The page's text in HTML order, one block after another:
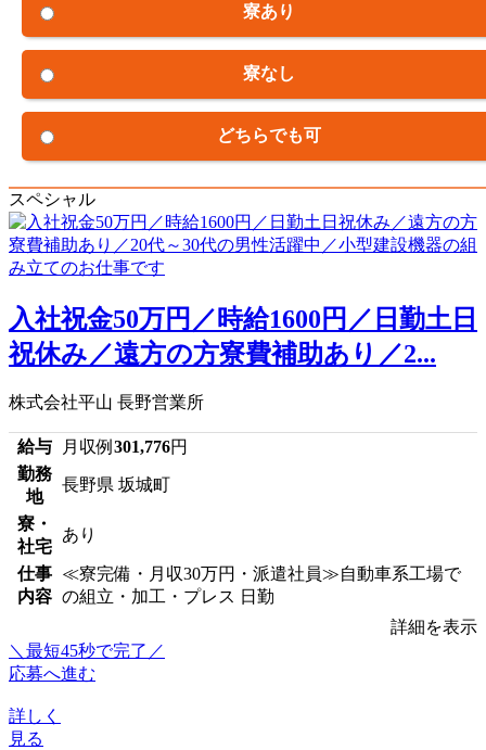
寮あり
寮なし
どちらでも可
スペシャル
入社祝金50万円／時給1600円／日勤土日
祝休み／遠方の方寮費補助あり／2...
株式会社平山 長野営業所
給与 月収例 301,776円
勤務
地
長野県 坂城町
寮・
社宅
あり
仕事
内容
≪寮完備・月収30万円・派遣社員≫自動車系工場で
の組立・加工・プレス 日勤
詳細を表示
＼最短45秒で完了／
応募へ進む
詳しく
見る